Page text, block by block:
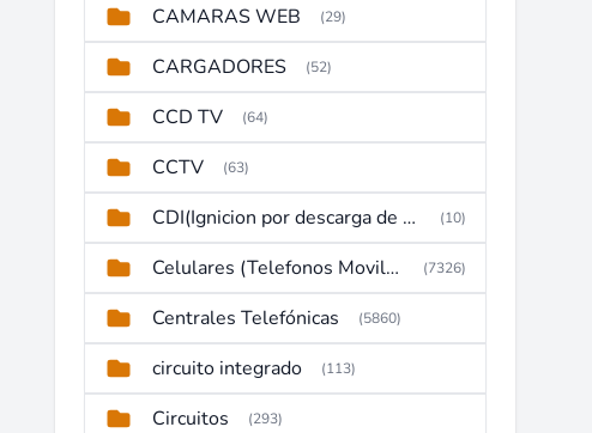
CAMARAS WEB (29)
CARGADORES (52)
CCD TV (64)
CCTV (63)
CDI(Ignicion por descarga de capacitor) (10)
Celulares (Telefonos Moviles) (7326)
Centrales Telefónicas (5860)
circuito integrado (113)
Circuitos (293)